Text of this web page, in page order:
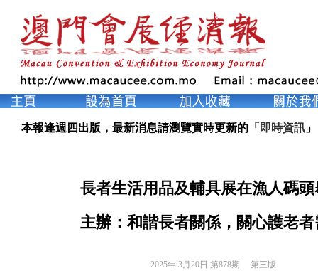
本報逢週四出版，最新消息請瀏覽實時更新的「 即時資訊 」
長者生活用品及輔具展在漁人碼
主辦：和諧長者關係，關心護老
2025年 3月20日 第878期 第三版